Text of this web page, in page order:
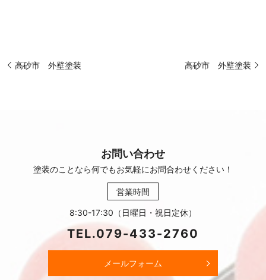
高砂市 外壁塗装 高砂市 外壁塗装
お問い合わせ
塗装のことなら何でもお気軽にお問合わせください！
営業時間
8:30-17:30（日曜日・祝日定休）
TEL.079-433-2760
メールフォーム